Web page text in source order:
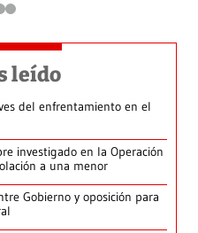
leído
del enfrentamiento en el
investigado en la Operación
a una menor
Gobierno y oposición para